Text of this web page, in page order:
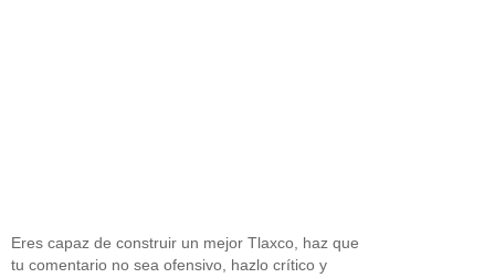
Eres capaz de construir un mejor Tlaxco, haz que
tu comentario no sea ofensivo, hazlo crítico y